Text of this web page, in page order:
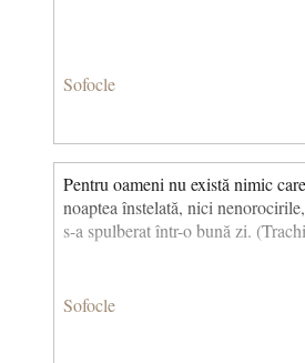
Sofocle
Pentru oameni nu există nimic
noaptea înstelată, nici
s-a spulberat într-o bună zi.
Sofocle